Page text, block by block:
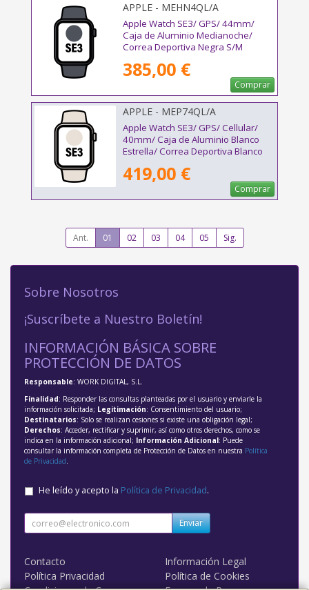
APPLE - MEHN4QL/A
Apple Watch SE3/ GPS/ 44mm/
Caja de Aluminio Medianoche/
Correa Deportiva Negra S/M
385,00 €
Comprar
APPLE - MEP74QL/A
Apple Watch SE3/ GPS/ Cellular/
40mm/ Caja de Aluminio Blanco
Estrella/ Correa Deportiva Blanco
419,00 €
Comprar
Ant. 01 02 03 04 05 Sig.
Sobre Nosotros
¡Suscríbete a Nuestro Boletín!
INFORMACIÓN BÁSICA SOBRE
PROTECCIÓN DE DATOS
Responsable: WORK DIGITAL, S.L.
Finalidad: Responder las consultas planteadas por el usuario y enviarle la
información solicitada; Legitimación: Consentimiento del usuario;
Destinatarios: Solo se realizan cesiones si existe una obligación legal;
Derechos: Acceder, rectificar y suprimir, así como otros derechos, como se
indica en la información adicional; Información Adicional: Puede
consultar la información completa de Protección de Datos en nuestra Política
de Privacidad.
He leído y acepto la Política de Privacidad.
Enviar
Contacto
Información Legal
Política Privacidad
Política de Cookies